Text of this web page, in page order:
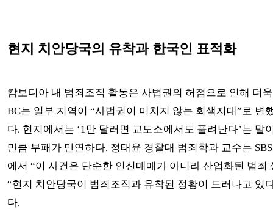
현지 치안당국의 유착과 한국인 표적화
캄보디아 내 범죄조직 활동은 사법권의 허점으로 인해 더
BC는 일부 지역이 “사법권이 미치지 않는 회색지대”로 변
다. 현지에서는 ‘1만 달러면 교도소에서도 풀려난다’는 말
만큼 부패가 만연하다. 정태윤 경찰대 범죄학과 교수는
에서 “이 사건은 단순한 인신매매가 아니라 산업화된 범죄
“현지 치안당국이 범죄조직과 유착된 정황이 드러나고 있
다.